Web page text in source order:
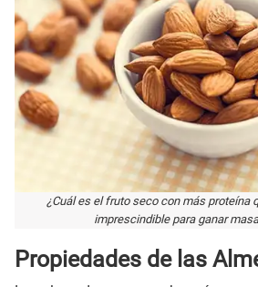
¿Cuál es el fruto seco con más proteína
imprescindible para ganar
Propiedades de las